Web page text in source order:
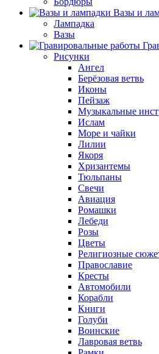
Вазы и
Лампадка
Вазы
Рисунки
Ангел
Берёзовая ветвь
Иконы
Пейзаж
Музыкальные
Ислам
Море и чайки
Лилии
Якоря
Хризантемы
Тюльпаны
Свечи
Авиация
Ромашки
Лебеди
Розы
Цветы
Религиозные
Православие
Кресты
Автомобили
Корабли
Книги
Голуби
Воинские
Лавровая ветвь